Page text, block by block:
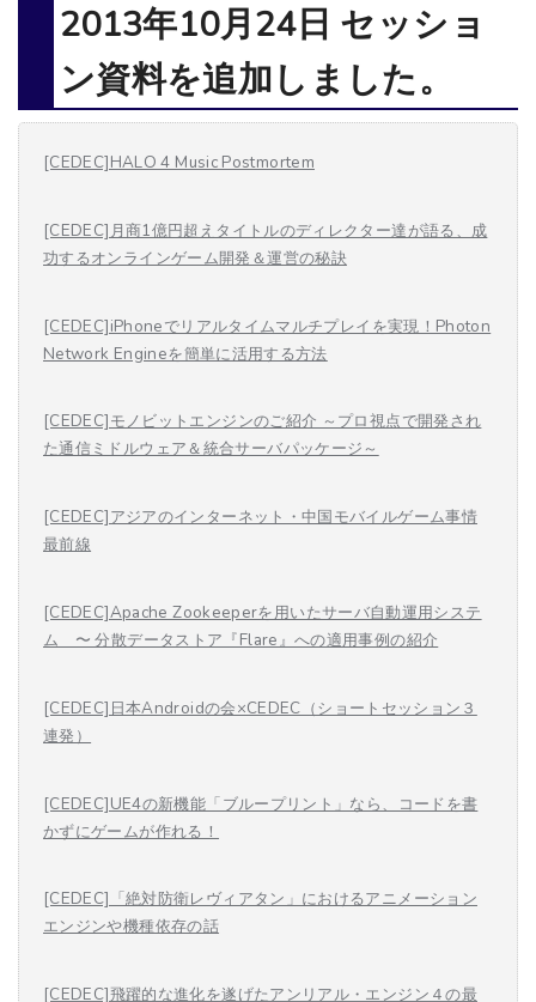
2013年10月24日 セッショ
ン資料を追加しました。
[CEDEC]HALO 4 Music Postmortem
[CEDEC]月商1億円超えタイトルのディレクター達が語る、成
功するオンラインゲーム開発＆運営の秘訣
[CEDEC]iPhoneでリアルタイムマルチプレイを実現！Photon
Network Engineを簡単に活用する方法
[CEDEC]モノビットエンジンのご紹介 ～プロ視点で開発され
た通信ミドルウェア＆統合サーバパッケージ～
[CEDEC]アジアのインターネット・中国モバイルゲーム事情
最前線
[CEDEC]Apache Zookeeperを用いたサーバ自動運用システ
ム 〜 分散データストア『Flare』への適用事例の紹介
[CEDEC]日本Androidの会×CEDEC（ショートセッション３
連発）
[CEDEC]UE4の新機能「ブループリント」なら、コードを書
かずにゲームが作れる！
[CEDEC]「絶対防衛レヴィアタン」におけるアニメーション
エンジンや機種依存の話
[CEDEC]飛躍的な進化を遂げたアンリアル・エンジン４の最